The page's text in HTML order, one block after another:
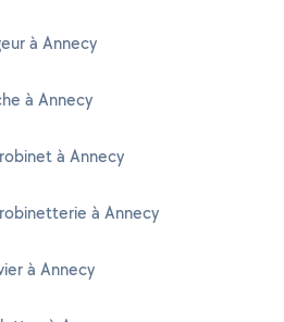
à Annecy
à Annecy
à Annecy
à Annecy
à Annecy